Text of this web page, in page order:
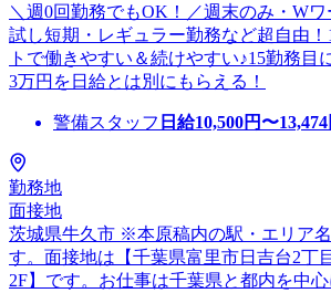
＼週0回勤務でもOK！／週末のみ・W
試し短期・レギュラー勤務など超自由
トで働きやすい＆続けやすい♪15勤務目
3万円を日給とは別にもらえる！
警備スタッフ 日給10,500円〜13,474
勤務地
面接地
茨城県牛久市 ※本原稿内の駅・エリア
す。面接地は【千葉県富里市日吉台2丁
2F】です。お仕事は千葉県と都内を中